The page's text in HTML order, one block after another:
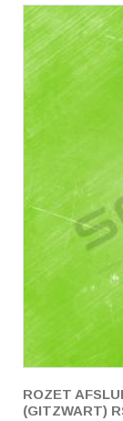
ROZET
(GITZWART)